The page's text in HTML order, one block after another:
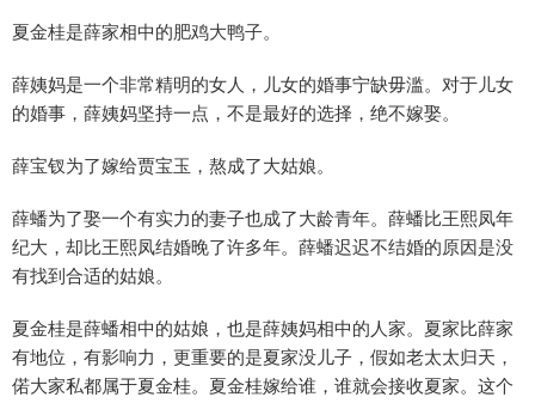
夏金桂是薛家相中的肥鸡大鸭子。
薛姨妈是一个非常精明的女人，儿女的婚事宁缺毋滥。对于儿女
的婚事，薛姨妈坚持一点，不是最好的选择，绝不嫁娶。
薛宝钗为了嫁给贾宝玉，熬成了大姑娘。
薛蟠为了娶一个有实力的妻子也成了大龄青年。薛蟠比王熙凤年
纪大，却比王熙凤结婚晚了许多年。薛蟠迟迟不结婚的原因是没
有找到合适的姑娘。
夏金桂是薛蟠相中的姑娘，也是薛姨妈相中的人家。夏家比薛家
有地位，有影响力，更重要的是夏家没儿子，假如老太太归天，
偌大家私都属于夏金桂。夏金桂嫁给谁，谁就会接收夏家。这个